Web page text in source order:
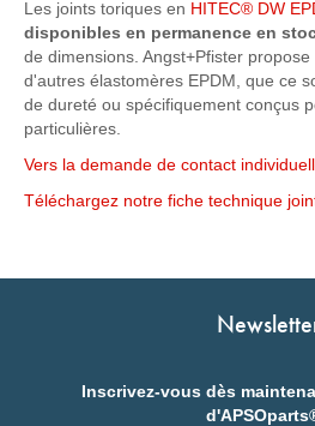
Les joints toriques en HITEC® DW
disponibles en permanence en
de dimensions. Angst+Pfister
d'autres élastomères EPDM, que ce
de dureté ou spécifiquement conçus
particulières.
Vers la demande de contact
Téléchargez notre fiche technique
Inscrivez-vous dès